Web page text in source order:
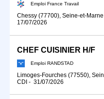
Emploi France Travail
Chessy (77700), Seine-et-
17/07/2026
CHEF CUISINIER H/F
Emploi RANDSTAD
Limoges-Fourches (77550),
CDI - 31/07/2026